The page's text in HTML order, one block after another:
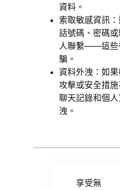
資料。
索取敏感資訊
話號碼、密碼
人聯繫——這些
騙。
資料外洩：如
攻擊或安全措
聊天記錄和個
洩。
享受無